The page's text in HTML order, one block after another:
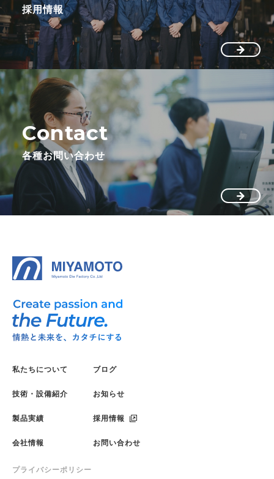
採用情報
Contact
各種お問い合わせ
私たちについて
技術・設備紹介
製品実績
会社情報
ブログ
お知らせ
採用情報
お問い合わせ
プライバシーポリシー